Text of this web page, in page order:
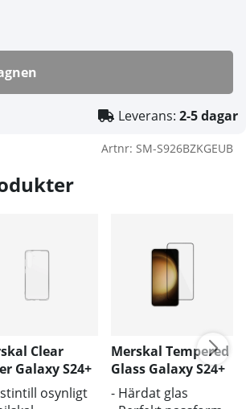
Leverans: 2-5 dagar
Artnr: SM-S926BZKGEUB
Clear
Galaxy S24+
osynligt
Merskal Tempered
Glass Galaxy S24+
(3D) - BULK
- Härdat glas